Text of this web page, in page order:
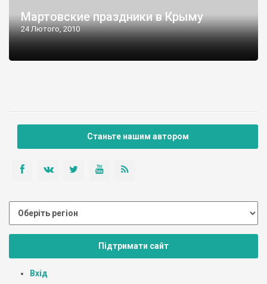
Мартовские праздники в Крыму
24 Лютого, 2010
Станьте нашим автором
Підтримати сайт
Вхід